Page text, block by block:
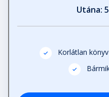
Szépségem
Utána:
Korlátlan